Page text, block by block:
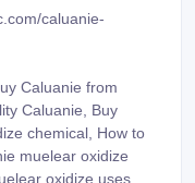
caluanie-
Caluanie from
Caluanie, Buy
chemical, How to
muelear oxidize
oxidize uses,